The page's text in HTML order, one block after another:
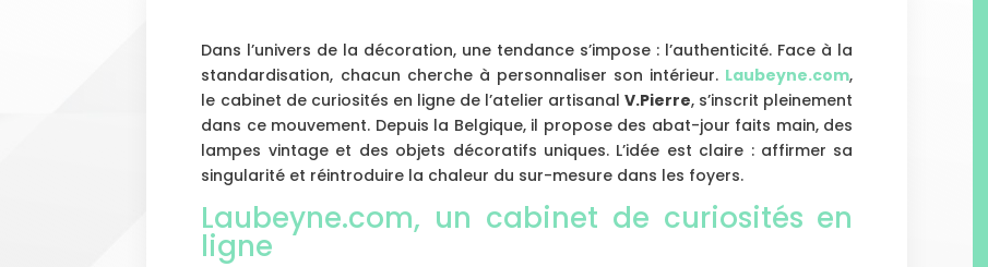
Dans l’univers de la décoration, une tendance s’impose : l’authenticité. Face à la
standardisation, chacun cherche à personnaliser son intérieur. Laubeyne.com,
le cabinet de curiosités en ligne de l’atelier artisanalV.Pierre, s’inscrit pleinement
dans ce mouvement. Depuis la Belgique, il propose des abat-jour faits main, des
lampes vintage et des objets décoratifs uniques. L’idée est claire : affirmer sa
singularité et réintroduire la chaleur du sur-mesure dans les foyers.
Laubeyne.com, un cabinet de curiosités en
ligne